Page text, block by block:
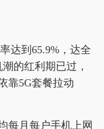
达到65.9%，达全
的红利期已过，
靠5G套餐拉动
每月每户手机上网